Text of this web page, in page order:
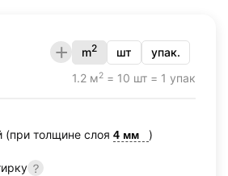
m2 шт
упак.
1.2 м2 = 10 шт = 1 упак
(при толщине слоя )